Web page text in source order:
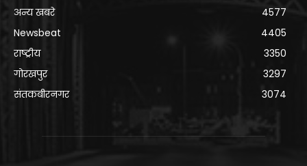
अन्य खबरे
4577
Newsbeat
4405
राष्ट्रीय
3350
गोरखपुर
3297
संतकबीरनगर
3074